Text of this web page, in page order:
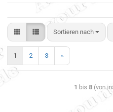
Sortieren nach
1 2 3 »
1 bis 8(von